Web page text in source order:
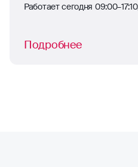
Работает сегодня
Подробнее